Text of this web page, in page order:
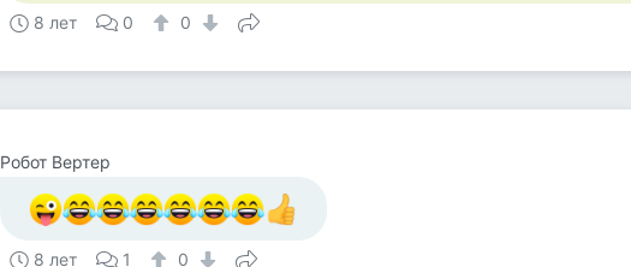
8 лет 0 0
Робот Вертер
8 лет 1 0